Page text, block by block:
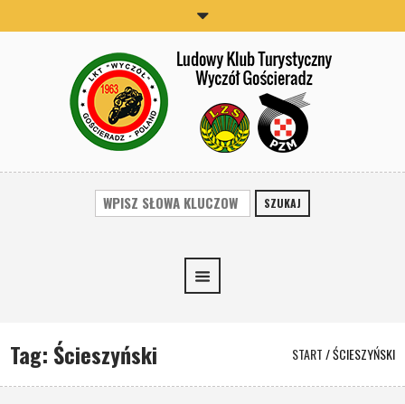
SZUKAJ
Tag: Ścieszyński START/ŚCIESZYŃSKI